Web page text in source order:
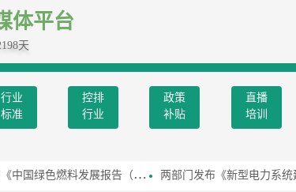
体平台
天
行业
标准
控排
行业
政策
补贴
直播
培训
色燃料发展报告（2026）》 两部门发布《新型电力系统建设